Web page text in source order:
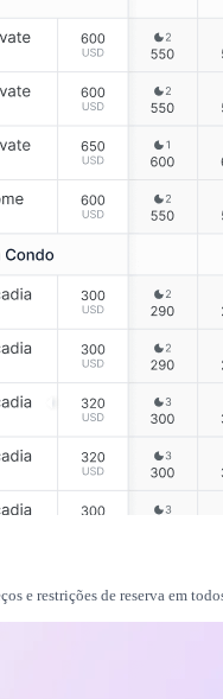
e restrições de reserva em